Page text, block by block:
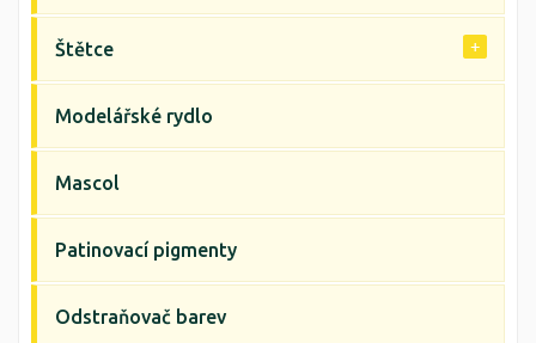
Štětce
Modelářské rydlo
Mascol
Patinovací pigmenty
Odstraňovač barev